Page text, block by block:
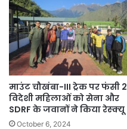
माउंट चौखंबा-III ट्रेक पर फंसी 2
विदेशी महिलाओं को सेना और
SDRF के जवानों ने किया रेस्क्यू
October 6, 2024